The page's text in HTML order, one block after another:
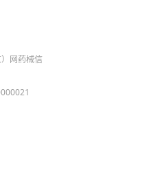
网药械信